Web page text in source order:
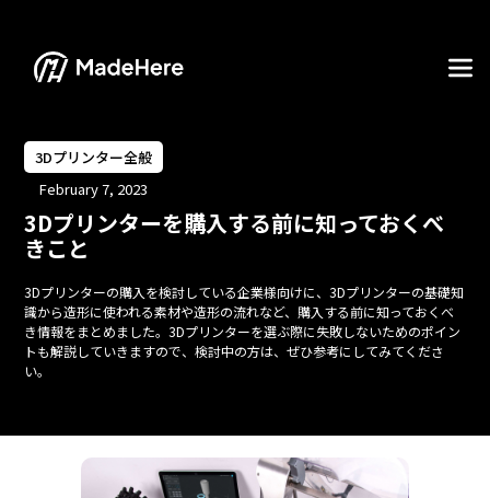
3Dプリンター全般
February 7, 2023
3Dプリンターを購入する前に知っておくべ
きこと
3Dプリンターの購入を検討している企業様向けに、3Dプリンターの基礎知
識から造形に使われる素材や造形の流れなど、購入する前に知っておくべ
き情報をまとめました。3Dプリンターを選ぶ際に失敗しないためのポイン
トも解説していきますので、検討中の方は、ぜひ参考にしてみてくださ
い。